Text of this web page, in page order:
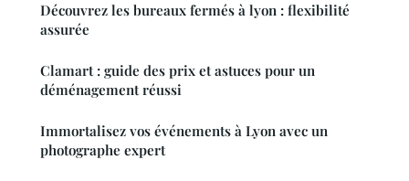
Découvrez les bureaux fermés à lyon : flexibilité
assurée
Clamart : guide des prix et astuces pour un
déménagement réussi
Immortalisez vos événements à Lyon avec un
photographe expert